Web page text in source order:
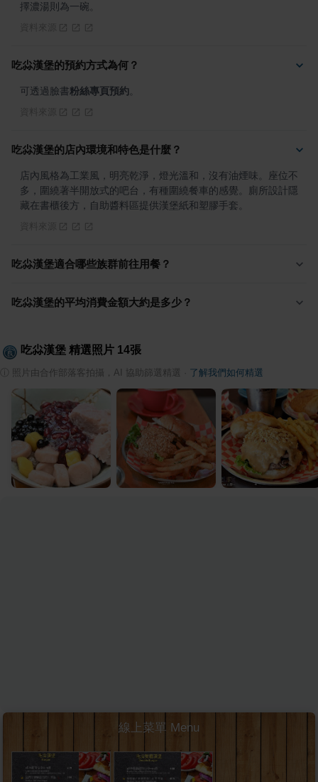
擇濃湯則為一碗。
吃尛漢堡的預約方式為何？
可透過臉書粉絲專頁預約
吃尛漢堡的店內環境和特色是什麼？
店內風格為工業風，明亮乾淨，燈光溫和，沒有油煙味。座位不
多，圍繞著半開放式的吧台，有種圍繞餐車的感覺。廁所設計隱
藏在書櫃後方，自助醬料區提供漢堡紙和塑膠手套。
吃尛漢堡適合哪些族群前往用餐？
吃尛漢堡的平均消費金額大約是多少？
吃尛漢堡 精選照片 14張
照片由合作部落客拍攝，AI 協助篩選精選 了解我們如何精選
線上菜單 Menu